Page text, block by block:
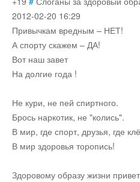
2012-02-20 16:29
Привычкам вредным – НЕТ!
А спорту скажем – ДА!
Вот наш завет
На долгие года !
Не кури, не пей спиртного.
Брось наркотик, не "колись".
В мир, где спорт, друзья, где
В мир здоровья торопись!
Здоровому образу жизни